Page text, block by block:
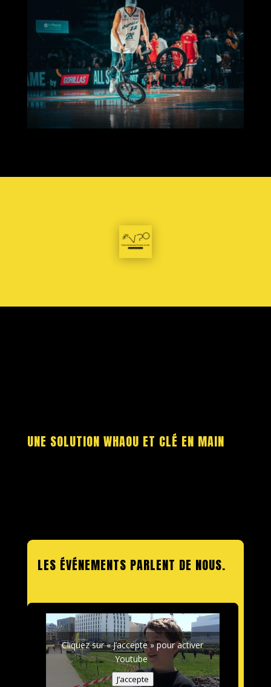
UNE SOLUTION WHAOU ET CLÉ EN MAIN
LES ÉVÉNEMENTS PARLENT DE NOUS.
Cliquez sur « J’accepte » pour activer
Youtube
J’accepte